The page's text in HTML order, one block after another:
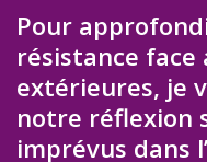
Pour
résistance
extérieures, je
notre réflexion
imprévus dans